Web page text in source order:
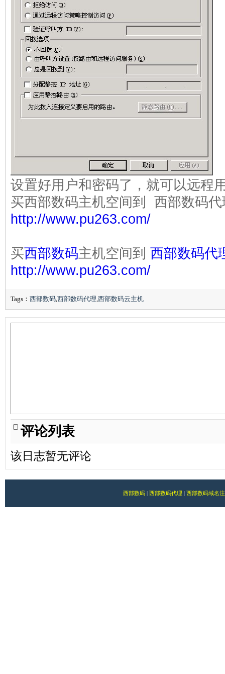
设置好用户和密码了，就可以远程
买西部数码主机空间到 西部数码
http://www.pu263.com/
买西部数码主机空间到 西部数码代
http://www.pu263.com/
Tags： 西部数码 西部数码代理 西部数码云主机
评论列表
该日志暂无评论
西部数码| 西部数码代理 | 西部数码域名